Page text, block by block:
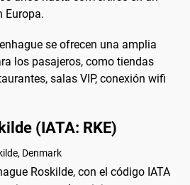
Europa.
se ofrecen una amplia
los pasajeros, como tiendas
salas VIP, conexión wifi
(IATA: RKE)
Denmark
Roskilde, con el código IATA